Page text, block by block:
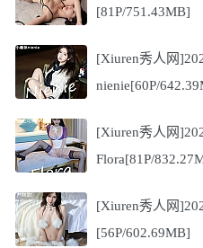
[81P/751.43MB]
[Xiuren秀人网
nienie[60P/
[Xiuren秀人网
Flora[81P/
[Xiuren秀人网
[56P/602.69MB]